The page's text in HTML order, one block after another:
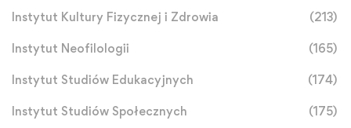
Instytut Kultury Fizycznej i Zdrowia (213)
Instytut Neofilologii (165)
Instytut Studiów Edukacyjnych (174)
Instytut Studiów Społecznych (175)